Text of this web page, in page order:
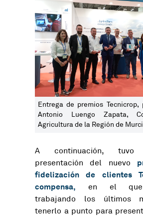
Entrega de premios Tecnicrop,
Antonio Luengo Zapata,
Agricultura de la Región de
A continuación,
presentación del nuevo
fidelización de clientes
compensa, en el que
trabajando los últimos
tenerlo a punto para